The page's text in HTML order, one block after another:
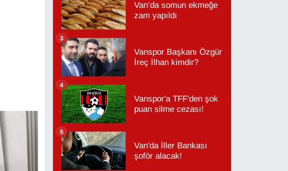
Van’da somun ekmeğe
zam yapıldı
Vanspor Başkanı Özgür
İreç İlhan kimdir?
3
Vanspor'a TFF'den şok
puan silme cezası!
4
Van'da İller Bankası
şoför alacak!
5